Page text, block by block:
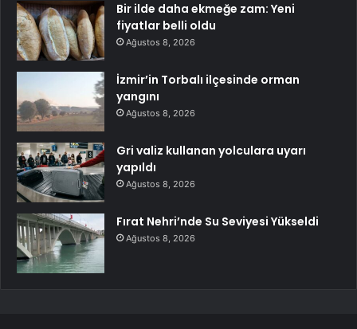
Bir ilde daha ekmeğe zam: Yeni
fiyatlar belli oldu
Ağustos 8, 2026
İzmir’in Torbalı ilçesinde orman
yangını
Ağustos 8, 2026
Gri valiz kullanan yolculara uyarı
yapıldı
Ağustos 8, 2026
Fırat Nehri’nde Su Seviyesi Yükseldi
Ağustos 8, 2026